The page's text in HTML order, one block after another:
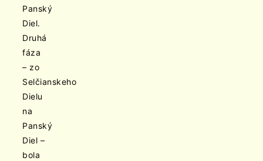
Panský
Diel.
Druhá
fáza
– zo
Selčianskeho
Dielu
na
Panský
Diel –
bola